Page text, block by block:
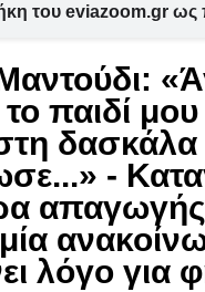
του eviazoom.gr ως
παιδί
-
λόγο για